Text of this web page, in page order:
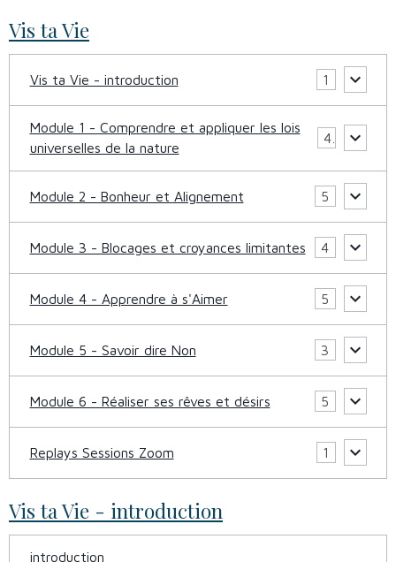
Vis ta Vie
Vis ta Vie - introduction 1
Module 1 - Comprendre et appliquer les lois
universelles de la nature
Module 2 - Bonheur et Alignement 5
Module 3 - Blocages et croyances limitantes 4
Module 4 - Apprendre à s'Aimer 5
Module 5 - Savoir dire Non 3
Module 6 - Réaliser ses rêves et désirs 5
Replays Sessions Zoom 1
Vis ta Vie - introduction
introduction